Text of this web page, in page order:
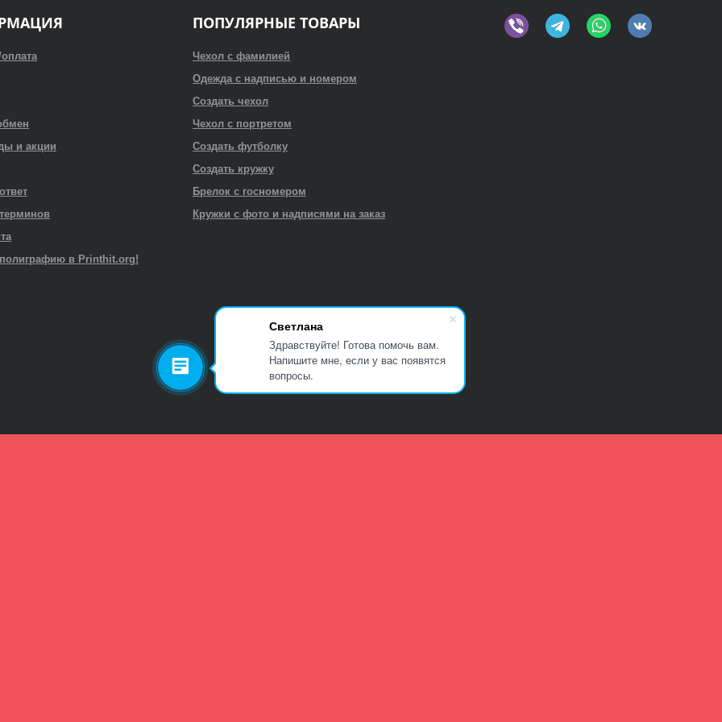
Светлана
Здравствуйте! Готова помочь вам.
Напишите мне, если у вас появятся
вопросы.
и акции
полиграфию в Printhit.org!
ПОПУЛЯРНЫЕ ТОВАРЫ
Чехол с фамилией
Одежда с надписью и номером
Создать чехол
Чехол с портретом
Создать футболку
Создать кружку
Брелок с госномером
Кружки с фото и надписями на заказ